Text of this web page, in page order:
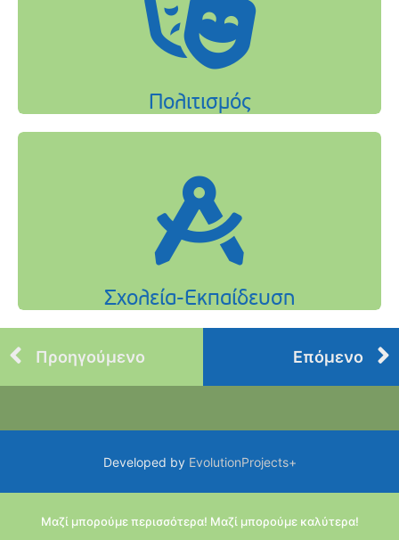
Προηγούμενο Επόμενο
Developed by EvolutionProjects+
Μαζί μπορούμε περισσότερα! Μαζί μπορούμε καλύτερα!